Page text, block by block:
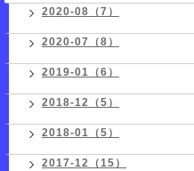
2020-08（7）
2020-07（8）
2019-01（6）
2018-12（5）
2018-01（5）
2017-12（15）